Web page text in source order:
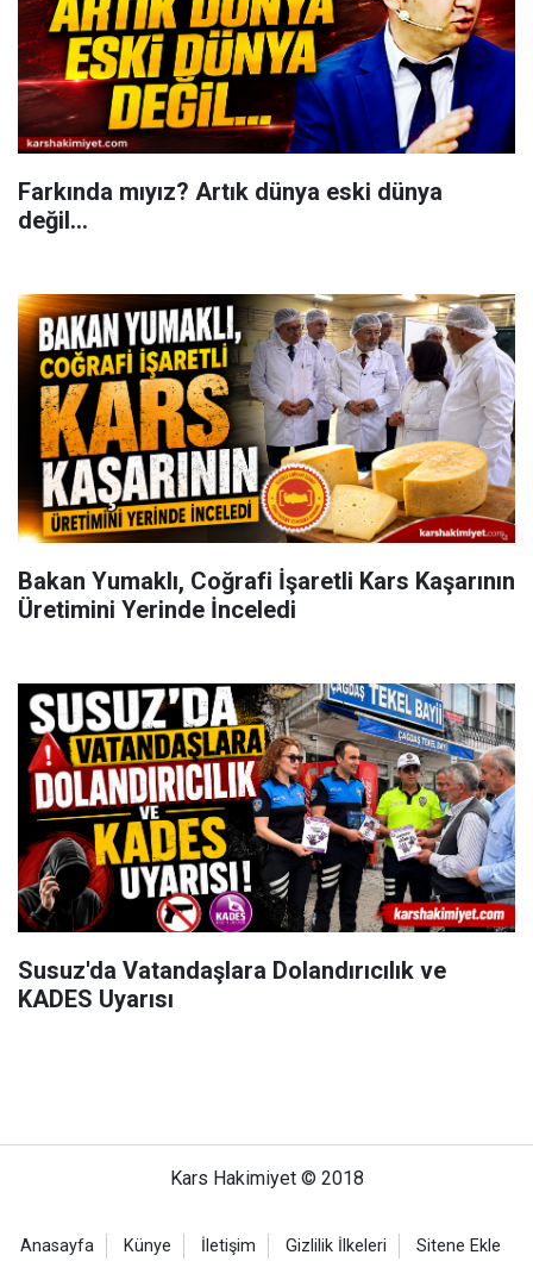
Farkında mıyız? Artık dünya eski dünya
değil...
Bakan Yumaklı, Coğrafi İşaretli Kars Kaşarının
Üretimini Yerinde İnceledi
Susuz'da Vatandaşlara Dolandırıcılık ve
KADES Uyarısı
Kars Hakimiyet © 2018
Anasayfa Künye İletişim Gizlilik İlkeleri Sitene Ekle